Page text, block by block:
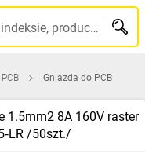
Szukaj po nazwie, indeksie, producencie, kodzie kreskowym...
PCB Gniazda do PCB
1.5mm2 8A 160V raster
/50szt./